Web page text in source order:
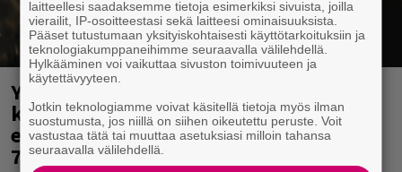
Yöllä tv:ssä: Sotaelokuvan näyttelijät
kasvattivat lihakset nopeasti
erikoisella kikalla – IMDb-arvosana on
7,6
laitteellesi saadaksemme tietoja esimerkiksi sivuista, joilla
vierailit, IP-osoitteestasi sekä laitteesi ominaisuuksista.
Pääset tutustumaan yksityiskohtaisesti käyttötarkoituksiin ja
teknologiakumppaneihimme seuraavalla välilehdellä.
Hylkääminen voi vaikuttaa sivuston toimivuuteen ja
käytettävyyteen.
Jotkin teknologiamme voivat käsitellä tietoja myös ilman
suostumusta, jos niillä on siihen oikeutettu peruste. Voit
vastustaa tätä tai muuttaa asetuksiasi milloin tahansa
seuraavalla välilehdellä.